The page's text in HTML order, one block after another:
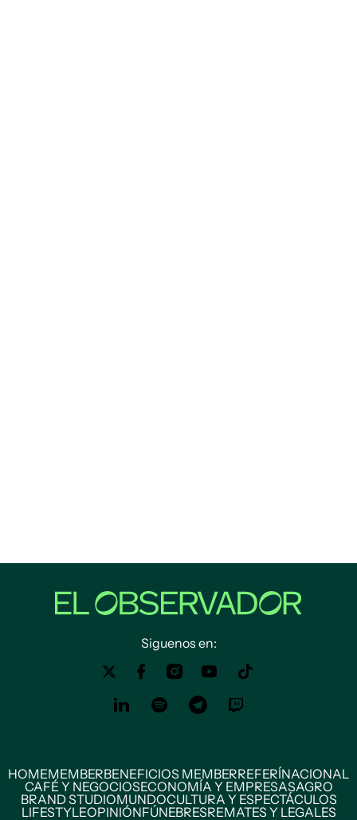
Siguenos en:
HOMEMEMBERBENEFICIOS MEMBERREFERÍNACIONAL
CAFÉ Y NEGOCIOSECONOMÍA Y EMPRESASAGRO
BRAND STUDIOMUNDOCULTURA Y ESPECTÁCULOS
LIFESTYLEOPINIÓNFÚNEBRESREMATES Y LEGALES